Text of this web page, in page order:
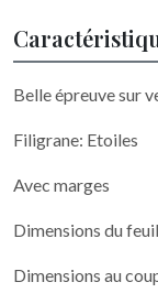
Belle épreuve sur
Filigrane: Etoiles
Avec marges
Dimensions du
Dimensions au